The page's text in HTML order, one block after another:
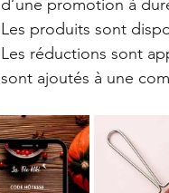
d’une promotion à
Les produits sont
Les réductions sont
sont ajoutés à une